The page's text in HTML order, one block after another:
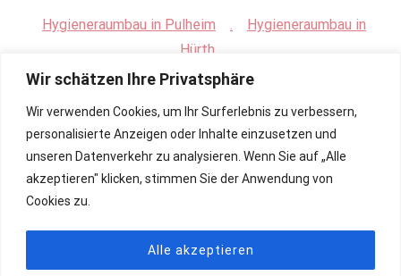
Wir schätzen Ihre Privatsphäre
Wir verwenden Cookies, um Ihr Surferlebnis zu verbessern,
personalisierte Anzeigen oder Inhalte einzusetzen und
unseren Datenverkehr zu analysieren. Wenn Sie auf „Alle
akzeptieren" klicken, stimmen Sie der Anwendung von
Cookies zu.
Alle akzeptieren
Hygieneraumbau in Pulheim .
Hygieneraumbau in
Hürth